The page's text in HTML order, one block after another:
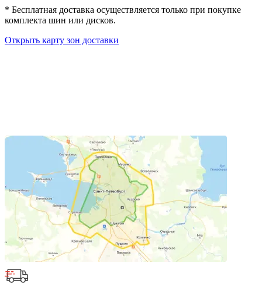
* Бесплатная доставка осуществляется только при покупке
комплекта шин или дисков.
Открыть карту зон доставки